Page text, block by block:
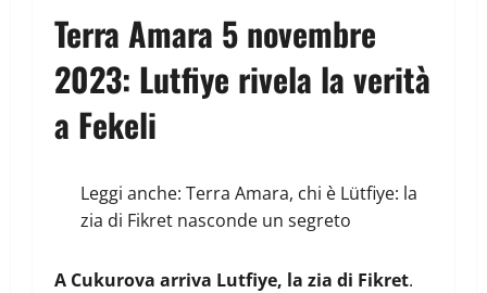
Terra Amara 5 novembre
2023: Lutfiye rivela la verità
a Fekeli
Leggi anche: Terra Amara, chi è Lütfiye: la
zia di Fikret nasconde un segreto
A Cukurova arriva Lutfiye, la zia di Fikret.